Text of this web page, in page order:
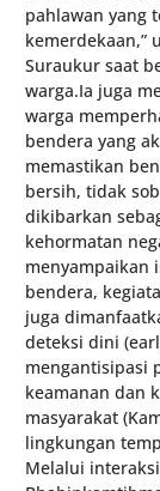
pahlawan yang
kemerdekaan,”
Suraukur saat
warga.‎‎Ia juga
warga
bendera yang
memastikan
bersih, tidak
dikibarkan
kehormatan
menyampaikan
bendera,
juga
deteksi dini
mengantisipasi
keamanan dan
masyarakat
lingkungan
Melalui